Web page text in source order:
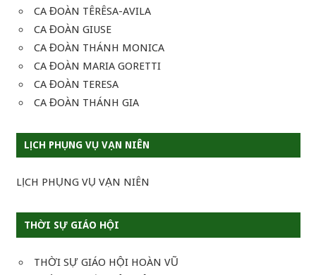
CA ĐOÀN TÊRÊSA-AVILA
CA ĐOÀN GIUSE
CA ĐOÀN THÁNH MONICA
CA ĐOÀN MARIA GORETTI
CA ĐOÀN TERESA
CA ĐOÀN THÁNH GIA
LỊCH PHỤNG VỤ VẠN NIÊN
LỊCH PHỤNG VỤ VẠN NIÊN
THỜI SỰ GIÁO HỘI
THỜI SỰ GIÁO HỘI HOÀN VŨ